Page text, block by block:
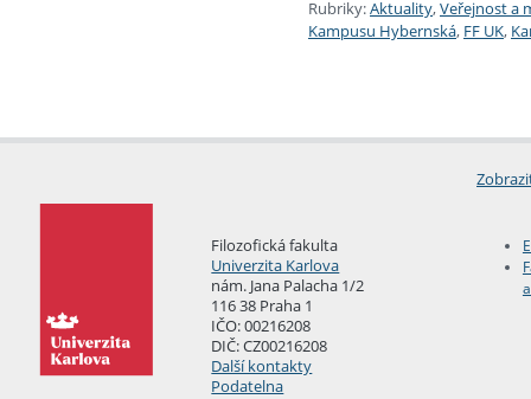
Rubriky:Aktuality,Veřejnost a
Kampusu Hybernská, FF UK,
Filozofická fakulta
Univerzita Karlova
nám. Jana Palacha 1/2
116 38 Praha 1
IČO: 00216208
DIČ: CZ00216208
Další kontakty
Podatelna